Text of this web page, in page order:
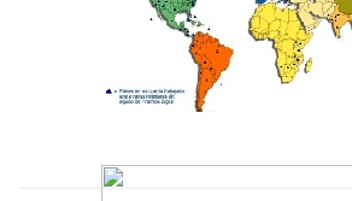
EXP. Experiencia del Equipo de
Pirámide Digital.
PIRAMIDE